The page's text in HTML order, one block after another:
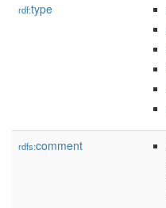
rdf:type
rdfs:comment